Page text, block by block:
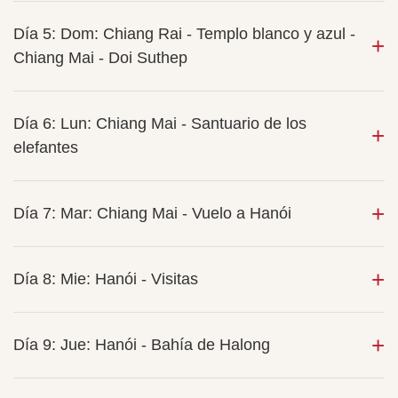
Día 5: Dom: Chiang Rai - Templo blanco y azul -
Chiang Mai - Doi Suthep
Día 6: Lun: Chiang Mai - Santuario de los
elefantes
Día 7: Mar: Chiang Mai - Vuelo a Hanói
Día 8: Mie: Hanói - Visitas
Día 9: Jue: Hanói - Bahía de Halong